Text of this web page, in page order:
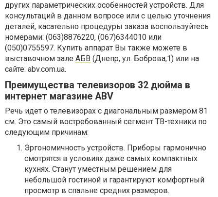
других параметрических особенностей устройств. Для
консультаций в данном вопросе или с целью уточнения
деталей, касательно процедуры заказа воспользуйтесь
номерами: (063)8876220, (067)6344010 или
(050)0755597. Купить аппарат Вы также можете в
выставочном зале АБВ (Днепр, ул. Боброва,1) или на
сайте: abv.com.ua.
Преимущества телевизоров 32 дюйма в
интернет магазине ABV
Речь идет о телевизорах c диагональным размером 81
см. Это самый востребованный сегмент ТВ-техники по
следующим причинам:
Эргономичность устройств. Приборы гармонично
смотрятся в условиях даже самых компактных
кухнях. Станут уместным решением для
небольшой гостиной и гарантируют комфортный
просмотр в спальне средних размеров.